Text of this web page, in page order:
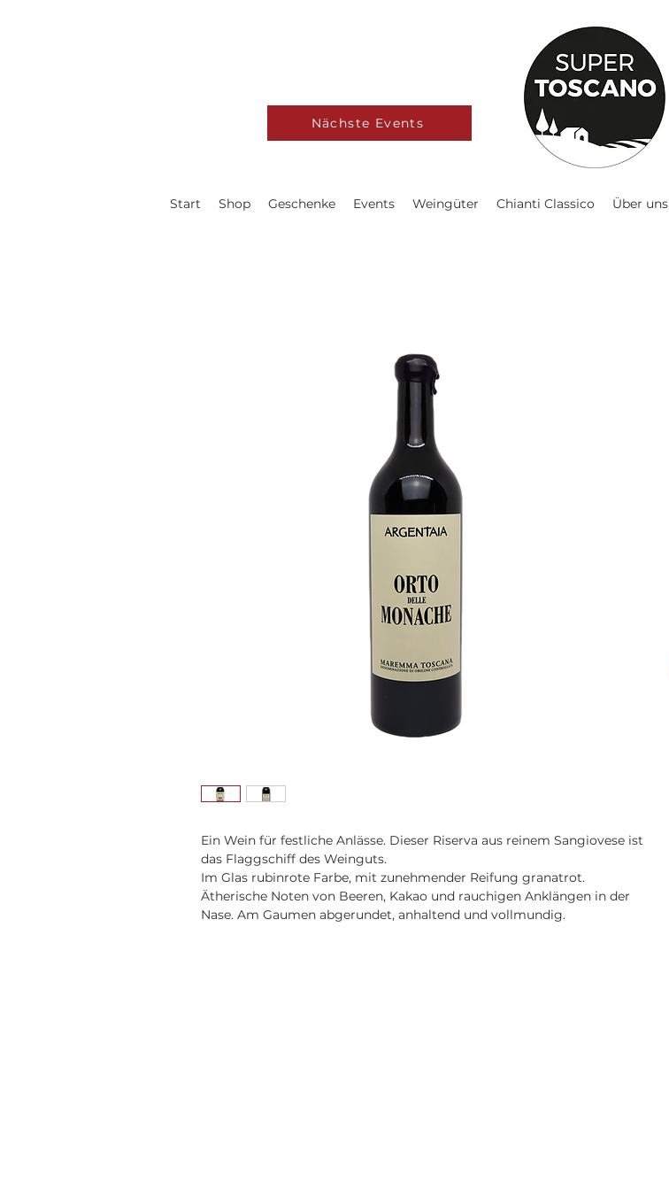
Nächste Events
Start Shop Geschenke Events Weingüter Chianti Classico Über uns
Ein Wein für festliche Anlässe. Dieser Riserva aus reinem Sangiovese ist
das Flaggschiff des Weinguts.
Im Glas rubinrote Farbe, mit zunehmender Reifung granatrot.
Ätherische Noten von Beeren, Kakao und rauchigen Anklängen in der
Nase. Am Gaumen abgerundet, anhaltend und vollmundig.